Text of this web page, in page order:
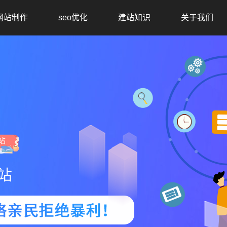
站制作 seo优化 建站知识 关于我们